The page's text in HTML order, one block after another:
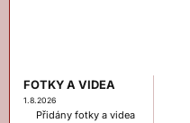
FOTKY A VIDEA
1.8.2026
Přidány fotky a videa